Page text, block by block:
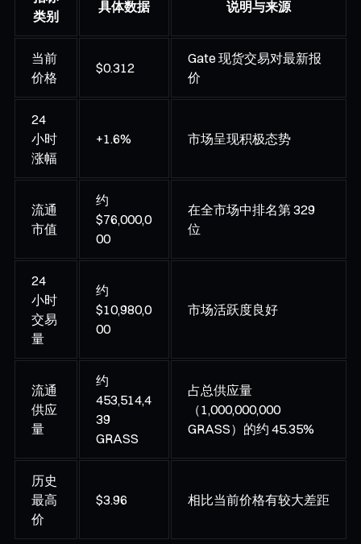
类别
具体数据 说明与来源
当前
价格
$0.312
Gate 现货交易对最新报
价
24
小时
涨幅
+1.6% 市场呈现积极态势
流通
市值
约
$76,000,0
00
在全市场中排名第 329
位
24
小时
交易
量
约
$10,980,0
00
市场活跃度良好
流通
供应
量
约
453,514,4
39
GRASS
占总供应量
（1,000,000,000
GRASS）的约 45.35%
历史
最高
价
$3.96 相比当前价格有较大差距